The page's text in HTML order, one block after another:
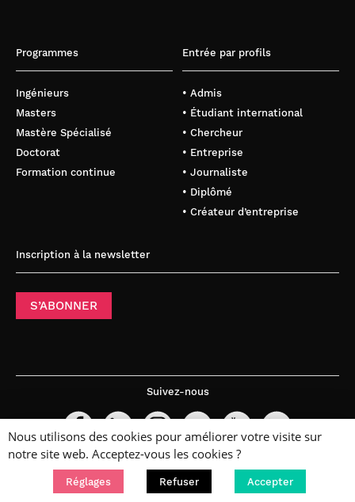
Programmes
Ingénieurs
Masters
Mastère Spécialisé
Doctorat
Formation continue
Entrée par profils
• Admis
• Étudiant international
• Chercheur
• Entreprise
• Journaliste
• Diplômé
• Créateur d’entreprise
Inscription à la newsletter
S’ABONNER
Suivez-nous
Nous utilisons des cookies pour améliorer votre visite sur
notre site web. Acceptez-vous les cookies ?
Réglages Refuser Accepter